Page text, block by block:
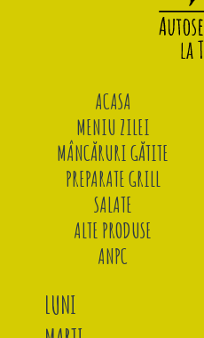
ACASA
MENIU ZILEI
MÂNCĂRURI GĂTITE
PREPARATE GRILL
SALATE
ALTE PRODUSE
ANPC
LUNI